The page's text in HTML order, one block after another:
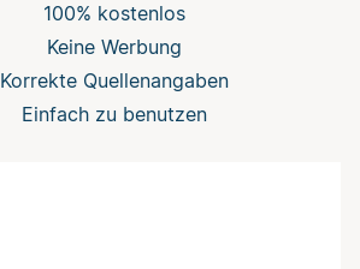
100% kostenlos
Keine Werbung
Korrekte Quellenangaben
Einfach zu benutzen